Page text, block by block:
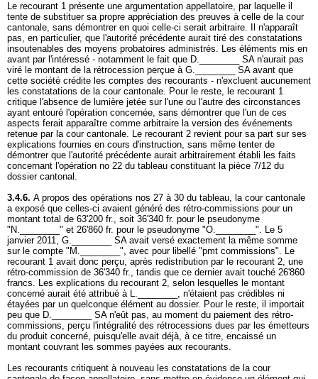
Le recourant 1 présente une argumentation appellatoire, par laquelle il
tente de substituer sa propre appréciation des preuves à celle de la cour
cantonale, sans démontrer en quoi celle-ci serait arbitraire. Il n'apparaît
pas, en particulier, que l'autorité précédente aurait tiré des constatations
insoutenables des moyens probatoires administrés. Les éléments mis en
avant par l'intéressé - notamment le fait que D.________ SA n'aurait pas
viré le montant de la rétrocession perçue à G.________ SA avant que
cette société crédite les comptes des recourants - n'excluent aucunement
les constatations de la cour cantonale. Pour le reste, le recourant 1
critique l'absence de lumière jetée sur l'une ou l'autre des circonstances
ayant entouré l'opération concernée, sans démontrer que l'un de ces
aspects ferait apparaître comme arbitraire la version des événements
retenue par la cour cantonale. Le recourant 2 revient pour sa part sur ses
explications fournies en cours d'instruction, sans même tenter de
démontrer que l'autorité précédente aurait arbitrairement établi les faits
concernant l'opération no 22 du tableau constituant la pièce 7/12 du
dossier cantonal.
3.4.6. A propos des opérations nos 27 à 30 du tableau, la cour cantonale
a exposé que celles-ci avaient généré des rétro-commissions pour un
montant total de 63'200 fr., soit 36'340 fr. pour le pseudonyme
"N.________" et 26'860 fr. pour le pseudonyme "O.________". Le 5
janvier 2011, G.________ SA avait versé exactement la même somme
sur le compte "M.________", avec pour libellé "pmt commissions". Le
recourant 1 avait donc perçu, après redistribution par le recourant 2, une
rétro-commission de 36'340 fr., tandis que ce dernier avait touché 26'860
francs. Les explications du recourant 2, selon lesquelles le montant
concerné aurait été attribué à L.________, n'étaient pas crédibles ni
étayées par un quelconque élément au dossier. Pour le reste, il importait
peu que D.________ SA n'eût pas, au moment du paiement des rétro-
commissions, perçu l'intégralité des rétrocessions dues par les émetteurs
du produit concerné, puisqu'elle avait déjà, à ce titre, encaissé un
montant couvrant les sommes payées aux recourants.
Les recourants critiquent à nouveau les constatations de la cour